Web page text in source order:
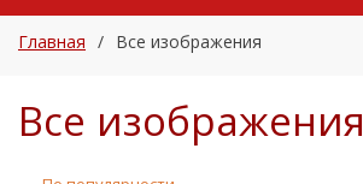
Главная / Все изображения
Все изображения